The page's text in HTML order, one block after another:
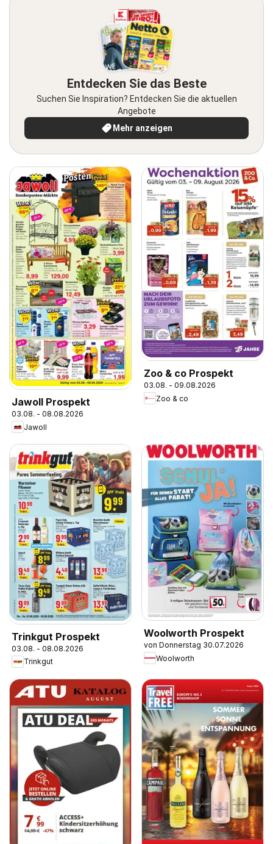
Entdecken Sie das Beste
Suchen Sie Inspiration? Entdecken Sie die aktuellen
Angebote
Mehr anzeigen
Jawoll Prospekt
03.08. - 08.08.2026
Jawoll
Zoo & co Prospekt
03.08. - 09.08.2026
Zoo & co
Trinkgut Prospekt
03.08. - 08.08.2026
Trinkgut
Woolworth Prospekt
von Donnerstag 30.07.2026
Woolworth